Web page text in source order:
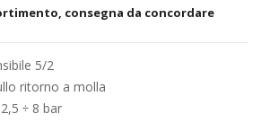
consegna da concordare
5/2
ritorno a molla
÷ 8 bar